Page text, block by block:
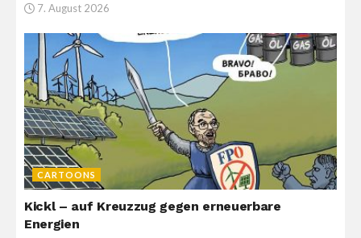
7. August 2026
CARTOONS
Kickl – auf Kreuzzug gegen erneuerbare
Energien